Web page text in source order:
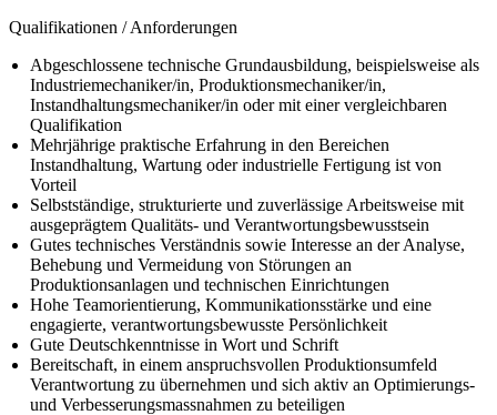
Qualifikationen / Anforderungen
Abgeschlossene technische Grundausbildung, beispielsweise als
Industriemechaniker/in, Produktionsmechaniker/in,
Instandhaltungsmechaniker/in oder mit einer vergleichbaren
Qualifikation
Mehrjährige praktische Erfahrung in den Bereichen
Instandhaltung, Wartung oder industrielle Fertigung ist von
Vorteil
Selbstständige, strukturierte und zuverlässige Arbeitsweise mit
ausgeprägtem Qualitäts- und Verantwortungsbewusstsein
Gutes technisches Verständnis sowie Interesse an der Analyse,
Behebung und Vermeidung von Störungen an
Produktionsanlagen und technischen Einrichtungen
Hohe Teamorientierung, Kommunikationsstärke und eine
engagierte, verantwortungsbewusste Persönlichkeit
Gute Deutschkenntnisse in Wort und Schrift
Bereitschaft, in einem anspruchsvollen Produktionsumfeld
Verantwortung zu übernehmen und sich aktiv an Optimierungs-
und Verbesserungsmassnahmen zu beteiligen